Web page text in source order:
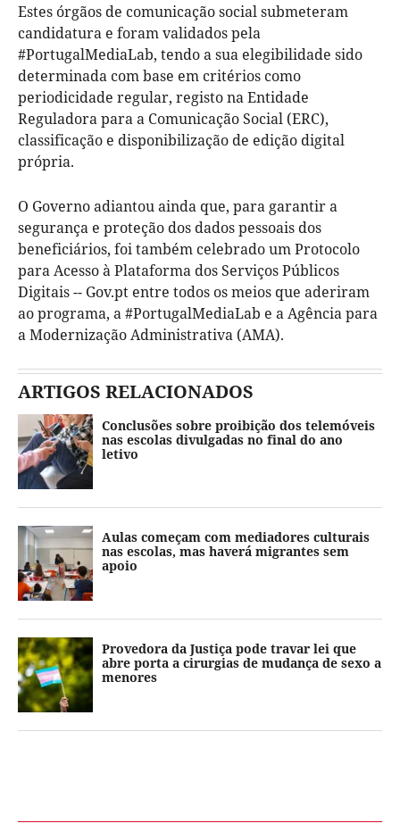
Estes órgãos de comunicação social submeteram
candidatura e foram validados pela
#PortugalMediaLab, tendo a sua elegibilidade sido
determinada com base em critérios como
periodicidade regular, registo na Entidade
Reguladora para a Comunicação Social (ERC),
classificação e disponibilização de edição digital
própria.
O Governo adiantou ainda que, para garantir a
segurança e proteção dos dados pessoais dos
beneficiários, foi também celebrado um Protocolo
para Acesso à Plataforma dos Serviços Públicos
Digitais -- Gov.pt entre todos os meios que aderiram
ao programa, a #PortugalMediaLab e a Agência para
a Modernização Administrativa (AMA).
ARTIGOS RELACIONADOS
Conclusões sobre proibição dos telemóveis
nas escolas divulgadas no final do ano
letivo
Aulas começam com mediadores culturais
nas escolas, mas haverá migrantes sem
apoio
Provedora da Justiça pode travar lei que
abre porta a cirurgias de mudança de sexo a
menores